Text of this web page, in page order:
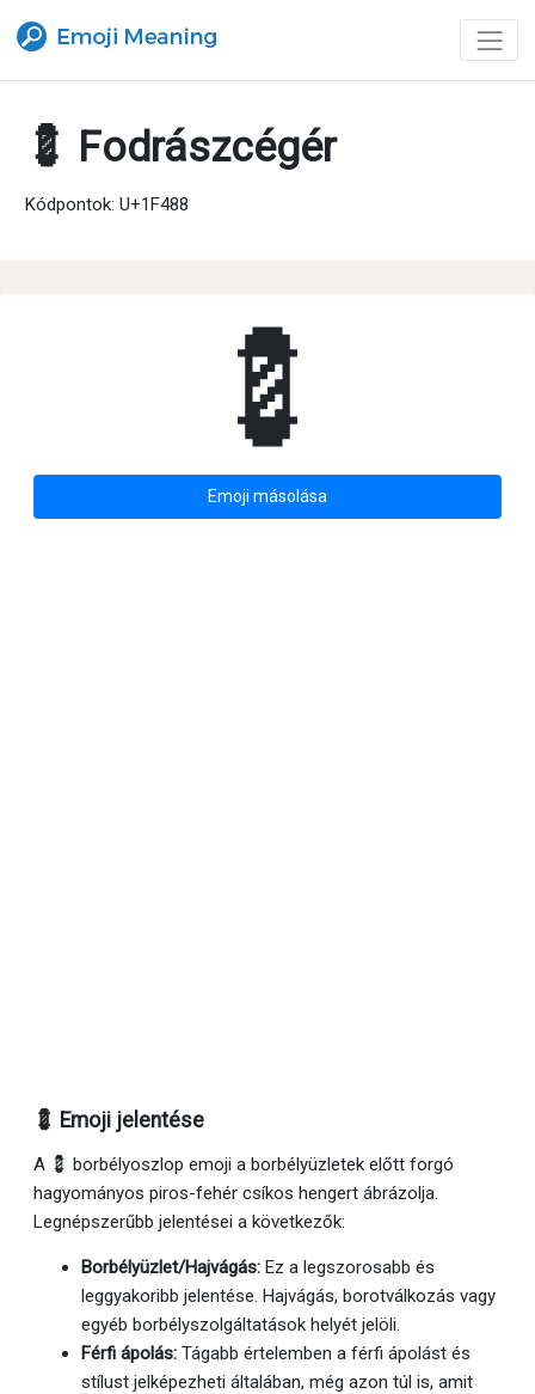
💈 Fodrászcégér
Kódpontok: U+1F488
💈
Emoji másolása
💈 Emoji jelentése
A 💈 borbélyoszlop emoji a borbélyüzletek előtt forgó
hagyományos piros-fehér csíkos hengert ábrázolja.
Legnépszerűbb jelentései a következők:
Borbélyüzlet/Hajvágás: Ez a legszorosabb és
leggyakoribb jelentése. Hajvágás, borotválkozás vagy
egyéb borbélyszolgáltatások helyét jelöli.
Férfi ápolás: Tágabb értelemben a férfi ápolást és
stílust jelképezheti általában, még azon túl is, amit